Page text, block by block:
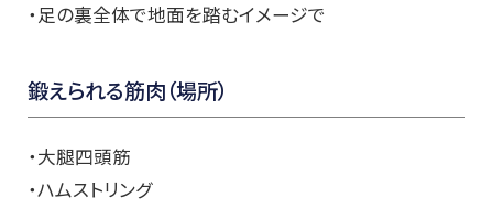
・足の裏全体で地面を踏むイメージで
鍛えられる筋肉（場所）
・大腿四頭筋
・ハムストリング